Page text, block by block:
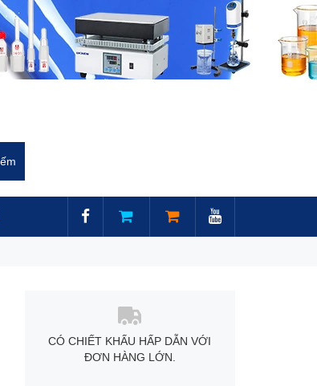
CÓ CHIẾT KHẤU HẤP DẪN VỚI
ĐƠN HÀNG LỚN.